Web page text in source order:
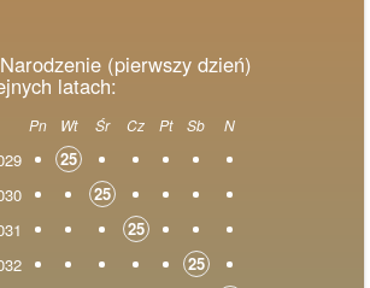
(pierwszy dzień)
latach:
Pn Wt Śr Cz Pt Sb N
25
25
25
25